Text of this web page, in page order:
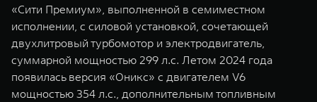
«Сити Премиум», выполненной в семиместном
исполнении, с силовой установкой, сочетающей
двухлитровый турбомотор и электродвигатель,
суммарной мощностью 299 л.с. Летом 2024 года
появилась версия «Оникс» с двигателем V6
мощностью 354 л.с., дополнительным топливным